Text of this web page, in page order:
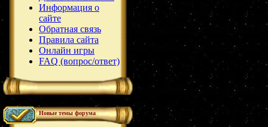
Информация о
сайте
Обратная связь
Правила сайта
Онлайн игры
FAQ (вопрос/ответ)
Новые темы форума